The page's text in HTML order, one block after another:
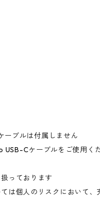
ブルは付属しません
USB-Cケーブルをご使用く
っております
は個人のリスクにおいて、